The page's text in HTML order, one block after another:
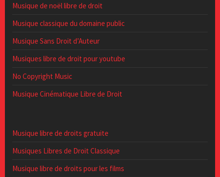
Musique de noël libre de droit
Musique classique du domaine public
Musique Sans Droit d’Auteur
Musiques libre de droit pour youtube
No Copyright Music
Musique Cinématique Libre de Droit
Musique libre de droits gratuite
Musiques Libres de Droit Classique
Musique libre de droits pour les films